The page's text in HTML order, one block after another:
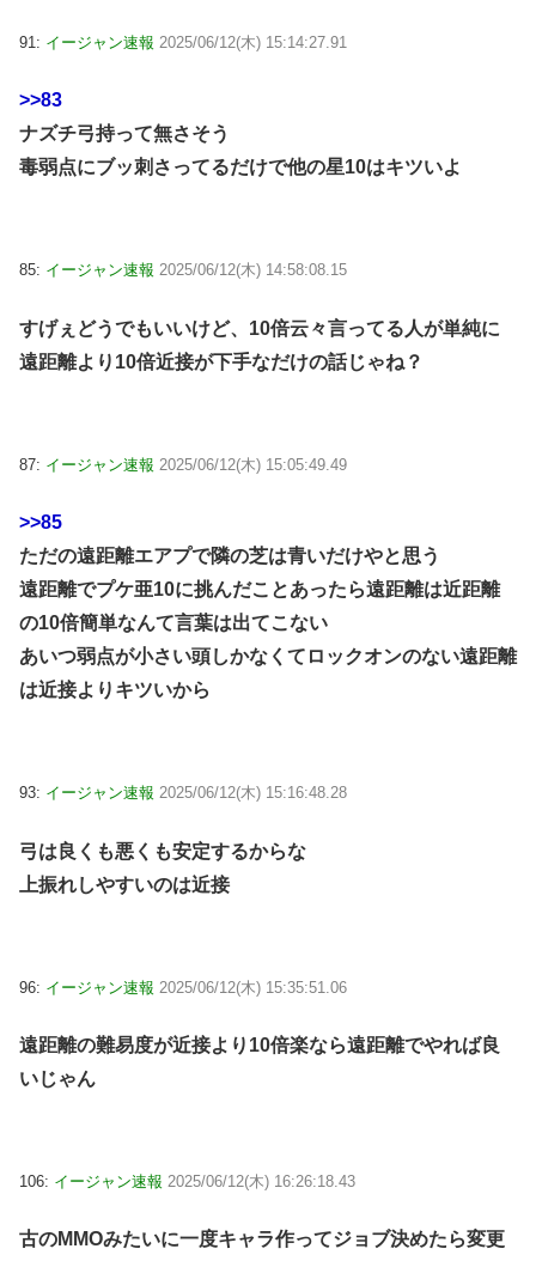
91: イージャン速報 2025/06/12(木) 15:14:27.91
>>83
ナズチ弓持って無さそう
毒弱点にブッ刺さってるだけで他の星10はキツいよ
85: イージャン速報 2025/06/12(木) 14:58:08.15
すげぇどうでもいいけど、10倍云々言ってる人が単純に
遠距離より10倍近接が下手なだけの話じゃね？
87: イージャン速報 2025/06/12(木) 15:05:49.49
>>85
ただの遠距離エアプで隣の芝は青いだけやと思う
遠距離でプケ亜10に挑んだことあったら遠距離は近距離
の10倍簡単なんて言葉は出てこない
あいつ弱点が小さい頭しかなくてロックオンのない遠距離
は近接よりキツいから
93: イージャン速報 2025/06/12(木) 15:16:48.28
弓は良くも悪くも安定するからな
上振れしやすいのは近接
96: イージャン速報 2025/06/12(木) 15:35:51.06
遠距離の難易度が近接より10倍楽なら遠距離でやれば良
いじゃん
106: イージャン速報 2025/06/12(木) 16:26:18.43
古のMMOみたいに一度キャラ作ってジョブ決めたら変更